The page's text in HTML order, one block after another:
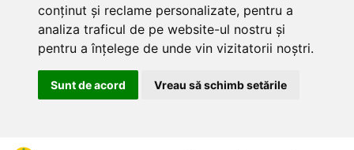
conținut și reclame personalizate, pentru a
analiza traficul de pe website-ul nostru și
pentru a înțelege de unde vin vizitatorii noștri.
Sunt de acord Vreau să schimb setările
Sari